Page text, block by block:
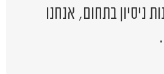
15 שנות ניסיון בתחום, אנחנו